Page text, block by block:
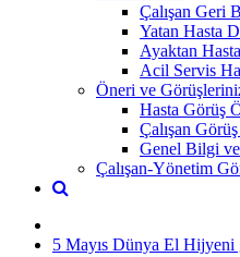
Çalışan Geri
Yatan Hasta
Ayaktan
Acil Servis
Öneri ve
Hasta Görüş
Çalışan
Genel Bilgi
Çalışan-Yönetim
5 Mayıs Dünya El Hijyeni